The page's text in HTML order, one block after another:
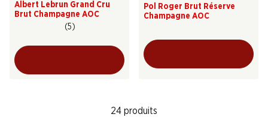
Albert Lebrun Grand Cru
Brut Champagne AOC
(5)
Pol Roger Brut Réserve
Champagne AOC
24 produits